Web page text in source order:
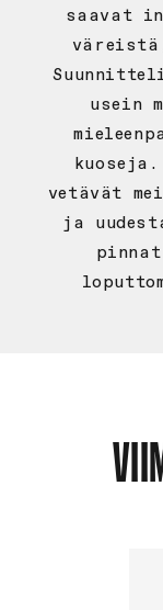
saavat
usein
vetävät
ja